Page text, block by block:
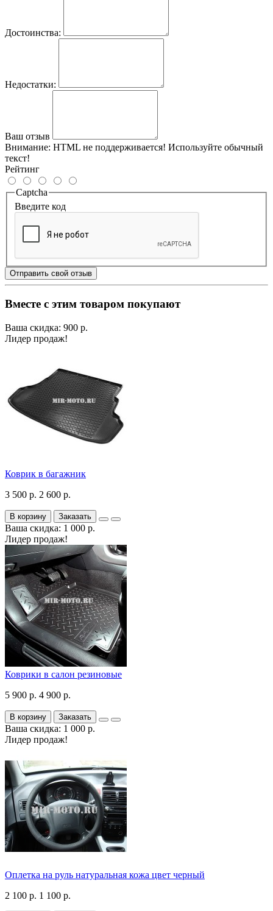
Достоинства:
Недостатки:
Ваш отзыв
Внимание: HTML не поддерживается! Используйте обычный
текст!
Рейтинг
Captcha
Введите код
Отправить свой отзыв
Вместе с этим товаром покупают
Ваша скидка: 900 р.
Лидер продаж!
Коврик в багажник
3 500 р. 2 600 р.
В корзину Заказать
Ваша скидка: 1 000 р.
Лидер продаж!
Коврики в салон резиновые
5 900 р. 4 900 р.
В корзину Заказать
Ваша скидка: 1 000 р.
Лидер продаж!
Оплетка на руль натуральная кожа цвет черный
2 100 р. 1 100 р.